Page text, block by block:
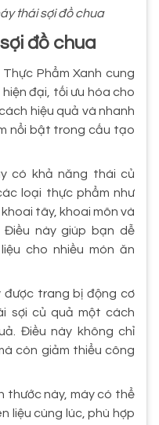
thái sợi đồ chua
đồ chua
Phẩm Xanh cung
đại, tối ưu hóa cho
hiệu quả và nhanh
nổi bật trong cấu tạo
có khả năng thái củ
loại thực phẩm như
tây, khoai môn và
Điều này giúp bạn dễ
cho nhiều món ăn
được trang bị động cơ
sợi củ quả một cách
Điều này không chỉ
còn giảm thiểu công
thước này, máy có thể
liệu cùng lúc, phù hợp